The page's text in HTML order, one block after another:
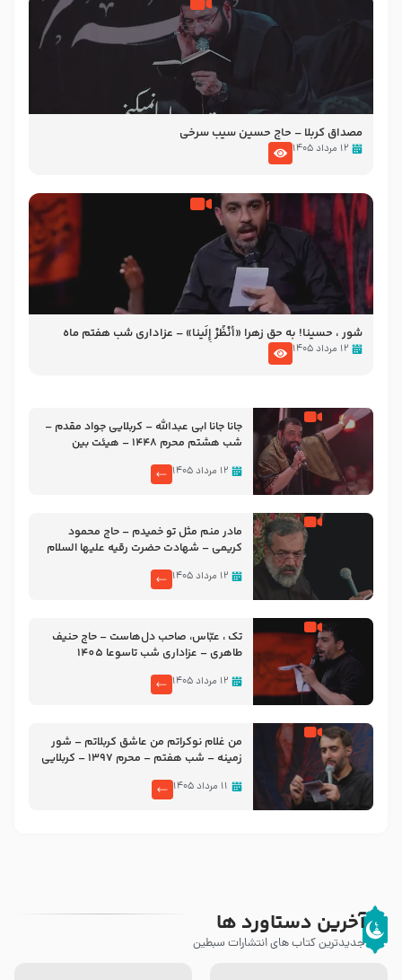
مصداق کربلا – حاج حسین سیب سرخی
۱۲ مرداد ۱۴۰۵
شور ، حسینا! به‌ حق زهرا «أُنْظُرْ إِلَینا» – عزاداری شب هفتم ماه
محرّم 1405
۱۲ مرداد ۱۴۰۵
جانا جانا ابی عبدالله – کربلایی جواد مقدم –
شب هشتم محرم 1448 – هیئت بین
۱۲ مرداد ۱۴۰۵
مادر منم مثل تو خمیدم – حاج محمود
کریمی – شهادت حضرت رقیه علیها السلام
۱۲ مرداد ۱۴۰۵
تک ، عبّاس، صاحب دل‌هاست – حاج حنیف
طاهری – عزاداری شب تاسوعا 1405
۱۲ مرداد ۱۴۰۵
من غلام نوکراتم من عاشق کربلاتم – شور
زمینه – شب هفتم – محرم 1397 – کربلایی
۱۱ مرداد ۱۴۰۵
آخرین دستاورد ها
جدیدترین کتاب های انتشارات سبطین